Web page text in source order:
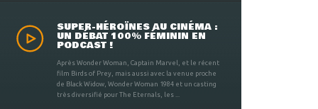
SUPER-HÉROÏNES AU CINÉMA :
UN DÉBAT 100% FÉMININ EN
PODCAST !
Après Wonder Woman, Captain Marvel, et le récent
film Birds of Prey, mais aussi avec la venue proche
de Black Widow, Wonder Woman 1984 et un casting
très diversifié pour The Eternals, les ...